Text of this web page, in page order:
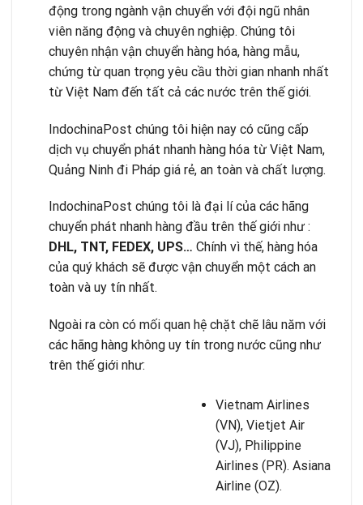
động trong ngành vận chuyển với đội ngũ nhân
viên năng động và chuyên nghiệp. Chúng tôi
chuyên nhận vận chuyển hàng hóa, hàng mẫu,
chứng từ quan trọng yêu cầu thời gian nhanh nhất
từ Việt Nam đến tất cả các nước trên thế giới.
IndochinaPost chúng tôi hiện nay có cũng cấp
dịch vụ chuyển phát nhanh hàng hóa từ Việt Nam,
Quảng Ninh đi Pháp giá rẻ, an toàn và chất lượng.
IndochinaPost chúng tôi là đại lí của các hãng
chuyển phát nhanh hàng đầu trên thế giới như :
DHL, TNT, FEDEX, UPS… Chính vì thế, hàng hóa
của quý khách sẽ được vận chuyển một cách an
toàn và uy tín nhất.
Ngoài ra còn có mối quan hệ chặt chẽ lâu năm với
các hãng hàng không uy tín trong nước cũng như
trên thế giới như:
Vietnam Airlines
(VN), Vietjet Air
(VJ), Philippine
Airlines (PR). Asiana
Airline (OZ).